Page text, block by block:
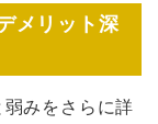
メリット深
みをさらに詳